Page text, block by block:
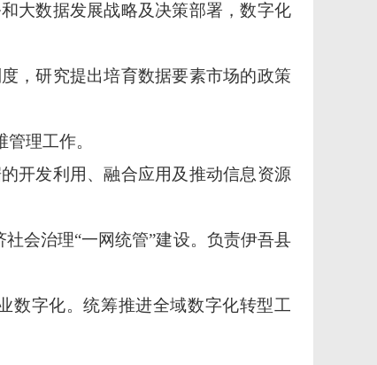
大数据发展战略及决策部署，数字化
，研究提出培育数据要素市场的政策
理工作。
开发利用、融合应用及推动信息资源
会治理“一网统管”建设。负责伊吾县
数字化。统筹推进全域数字化转型工